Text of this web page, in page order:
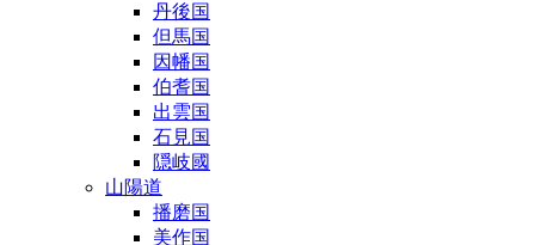
丹後国
但馬国
因幡国
伯耆国
出雲国
石見国
隠岐國
山陽道
播磨国
美作国